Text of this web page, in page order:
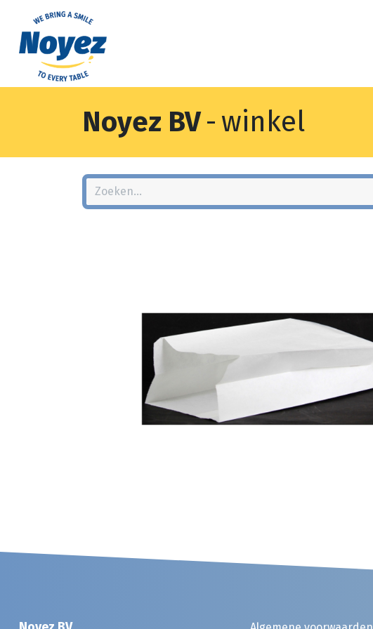
Noyez BV- winkel